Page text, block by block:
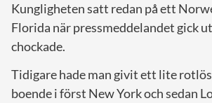
Kungligheten satt redan på ett
Florida när pressmeddelandet gick
chockade.
Tidigare hade man givit ett lite
boende i först New York och sedan